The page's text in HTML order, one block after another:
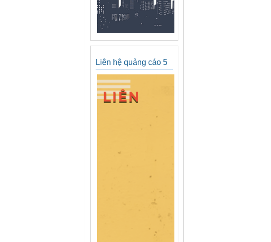
Liên hệ quảng cáo 5